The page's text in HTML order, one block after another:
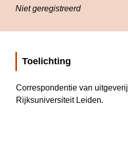
Niet geregistreerd
Toelichting
Correspondentie van
Rijksuniversiteit Leiden.